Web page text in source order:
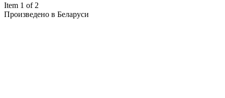
Item 1 of 2
Произведено в Беларуси